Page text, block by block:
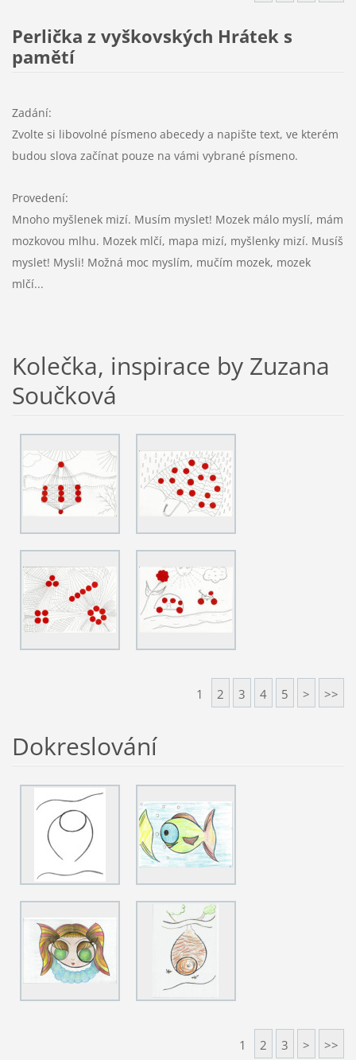
Perlička z vyškovských Hrátek s
pamětí
Zadání:
Zvolte si libovolné písmeno abecedy a napište text, ve kterém
budou slova začínat pouze na vámi vybrané písmeno.
Provedení:
Mnoho myšlenek mizí. Musím myslet! Mozek málo myslí, mám
mozkovou mlhu. Mozek mlčí, mapa mizí, myšlenky mizí. Musíš
myslet! Mysli! Možná moc myslím, mučím mozek, mozek
mlčí...
Kolečka, inspirace by Zuzana
Součková
1 2 3 4 5 > >>
Dokreslování
1 2 3 > >>